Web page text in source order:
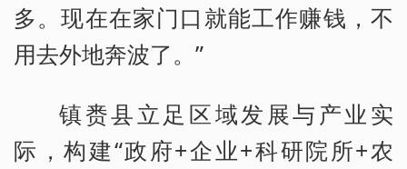
多。现在在家门口就能工作赚钱，不
用去外地奔波了。”
镇赉县立足区域发展与产业实
际，构建“政府+企业+科研院所+农